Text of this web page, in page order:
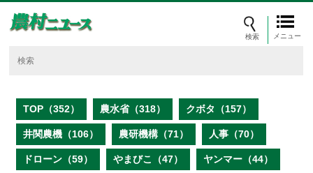
メニュー
TOP（352） 農水省（318） クボタ（157）
井関農機（106） 農研機構（71） 人事（70）
ドローン（59） やまびこ（47） ヤンマー（44）